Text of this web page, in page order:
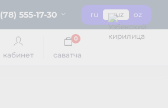
555-17-30 ru uz oz
кабинет саватча
0